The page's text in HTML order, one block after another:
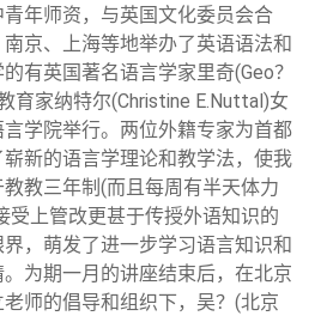
年师资，与英国文化委员会合
京、上海等地举办了英语语法和
有英国著名语言学家里奇(Geo？
育家纳特尔(Christine E.Nuttal)女
学院举行。两位外籍专家为首都
新的语言学理论和教学法，使我
教三年制(而且每周有半天体力
受上管改更甚于传授外语知识的
，萌发了进一步学习语言知识和
为期一月的讲座结束后，在北京
师的倡导和组织下，吴？(北京